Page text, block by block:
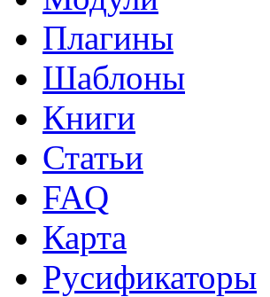
Плагины
Шаблоны
Книги
Статьи
FAQ
Карта
Русификаторы